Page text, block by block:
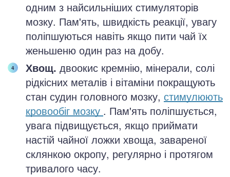
одним з найсильніших стимуляторів
мозку. Пам'ять, швидкість реакції, увагу
поліпшуються навіть якщо пити чай їх
женьшеню один раз на добу.
Хвощ. двоокис кремнію, мінерали, солі
рідкісних металів і вітаміни покращують
стан судин головного мозку, стимулюють
кровообіг мозку . Пам'ять поліпшується,
увага підвищується, якщо приймати
настій чайної ложки хвоща, завареної
склянкою окропу, регулярно і протягом
тривалого часу.